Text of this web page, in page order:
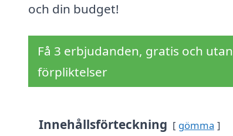
och din budget!
Få 3 erbjudanden, gratis och utan
förpliktelser
Innehållsförteckning gömma